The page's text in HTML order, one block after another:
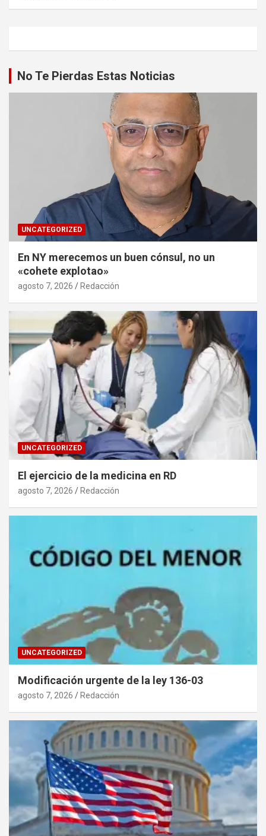
No Te Pierdas Estas Noticias
UNCATEGORIZED
En NY merecemos un buen cónsul, no un
«cohete explotao»
agosto 7, 2026 Redacción
UNCATEGORIZED
El ejercicio de la medicina en RD
agosto 7, 2026 Redacción
UNCATEGORIZED
Modificación urgente de la ley 136-03
agosto 7, 2026 Redacción